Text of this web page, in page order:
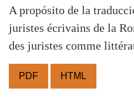
A propósito de la
juristes écrivains de la
des juristes comme
PDF HTML